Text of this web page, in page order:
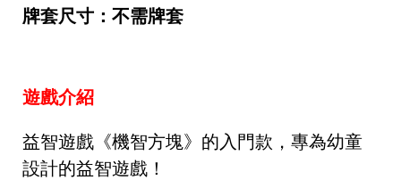
牌套尺寸：不需牌套
遊戲介紹
益智遊戲《機智方塊》的入門款，專為幼童
設計的益智遊戲！